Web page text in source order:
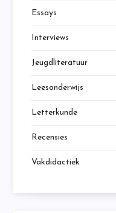
Essays
Interviews
Jeugdliteratuur
Leesonderwijs
Letterkunde
Recensies
Vakdidactiek